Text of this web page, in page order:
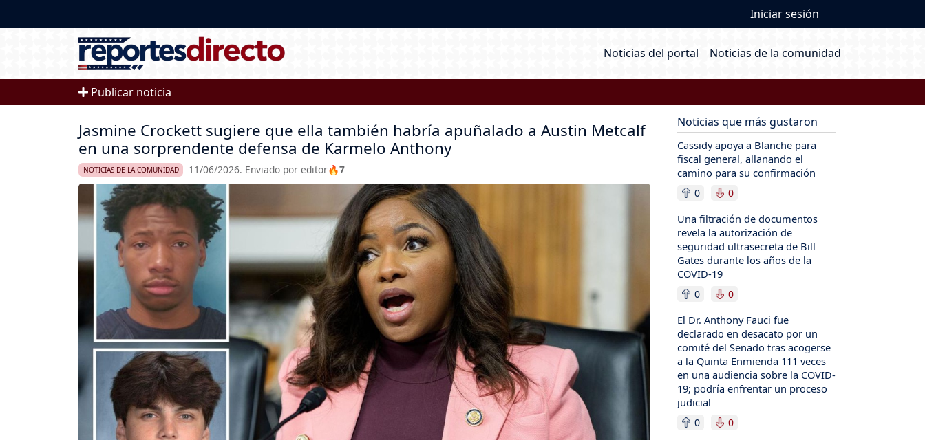
User account
Iniciar sesión
Main navigation
Noticias del portal Noticias de la comunidad
Publicar noticia
Jasmine Crockett sugiere que ella también habría apuñalado a Austin Metcalf
en una sorprendente defensa de Karmelo Anthony
NOTICIAS DE LA COMUNIDAD 11/06/2026. Enviado por editor🔥7
Imagen
Noticias que más gustaron
Cassidy apoya a Blanche para
fiscal general, allanando el
camino para su confirmación
0 0
Una filtración de documentos
revela la autorización de
seguridad ultrasecreta de Bill
Gates durante los años de la
COVID-19
0 0
El Dr. Anthony Fauci fue
declarado en desacato por un
comité del Senado tras acogerse
a la Quinta Enmienda 111 veces
en una audiencia sobre la COVID-
19; podría enfrentar un proceso
judicial
0 0